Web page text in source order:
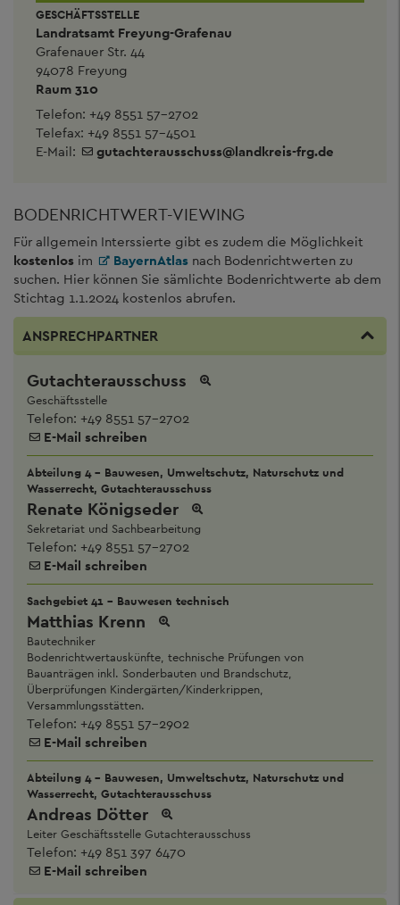
GESCHÄFTSSTELLE
Landratsamt Freyung-Grafenau
Grafenauer Str. 44
94078 Freyung
Raum 310
Telefon: +49 8551 57-2702
Telefax: +49 8551 57-4501
E-Mail:
gutachterausschuss@landkreis-frg.de
BODENRICHTWERT-VIEWING
Für allgemein Interssierte gibt es zudem die Möglichkeit
kostenlos im BayernAtlas nach Bodenrichtwerten zu
suchen. Hier können Sie sämlichte Bodenrichtwerte ab dem
Stichtag 1.1.2024 kostenlos abrufen.
ANSPRECHPARTNER
Gutachterausschuss
Geschäftsstelle
Telefon: +49 8551 57-2702
E-Mail schreiben
Abteilung 4 - Bauwesen, Umweltschutz, Naturschutz und
Wasserrecht, Gutachterausschuss
Renate Königseder
Sekretariat und Sachbearbeitung
Telefon: +49 8551 57-2702
E-Mail schreiben
Sachgebiet 41 - Bauwesen technisch
Matthias Krenn
Bautechniker
Bodenrichtwertauskünfte, technische Prüfungen von
Bauanträgen inkl. Sonderbauten und Brandschutz,
Überprüfungen Kindergärten/Kinderkrippen,
Versammlungsstätten.
Telefon: +49 8551 57-2902
E-Mail schreiben
Abteilung 4 - Bauwesen, Umweltschutz, Naturschutz und
Wasserrecht, Gutachterausschuss
Andreas Dötter
Leiter Geschäftsstelle Gutachterausschuss
Telefon: +49 851 397 6470
E-Mail schreiben